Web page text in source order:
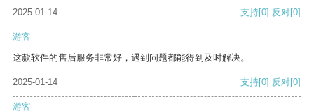
2025-01-14 支持[0] 反对[0]
游客
这款软件的售后服务非常好，遇到问题都能得到及时解决。
2025-01-14 支持[0] 反对[0]
游客